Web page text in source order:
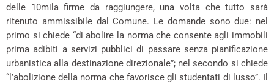
delle 10mila firme da raggiungere, una volta che tutto sarà
ritenuto ammissibile dal Comune. Le domande sono due: nel
primo si chiede “di abolire la norma che consente agli immobili
prima adibiti a servizi pubblici di passare senza pianificazione
urbanistica alla destinazione direzionale”; nel secondo si chiede
“l’abolizione della norma che favorisce gli studentati di lusso”. Il